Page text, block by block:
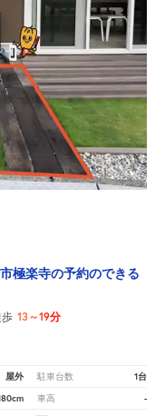
極楽寺の予約のできる
13～19分
屋外 駐車台数 1台
車高 -